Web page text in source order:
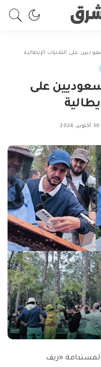
على التقنيات الإيطالية
على
30 أكتوبر، 2024
المستدامة «ريف